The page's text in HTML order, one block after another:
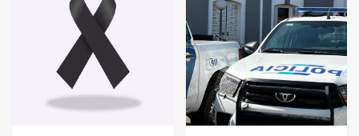
Accidente en Ruta 5: falleció un
joven de Trenque Lauquen
Los precios de los combustibles en
La Pampa, desde YPF hasta Axion
entre 857 a 1338 pesos